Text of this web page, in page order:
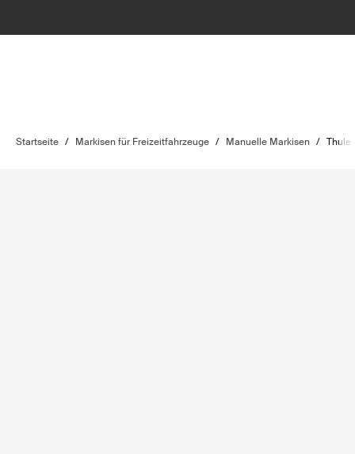
Startseite / Markisen für Freizeitfahrzeuge / Manuelle Markisen / Thule